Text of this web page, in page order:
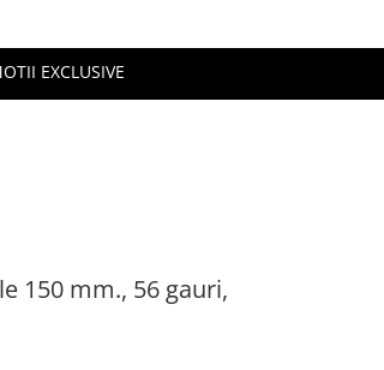
EXCLUSIVE
150 mm., 56 gauri,